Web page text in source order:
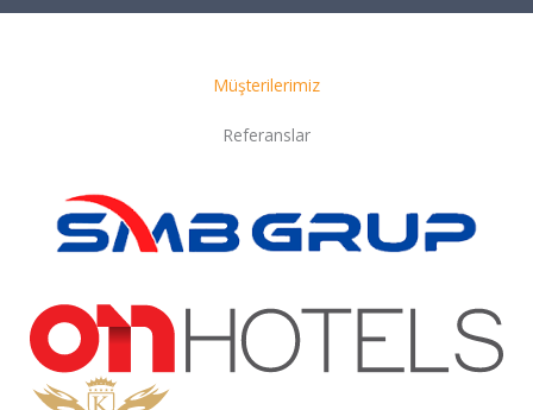
Müşterilerimiz
Referanslar